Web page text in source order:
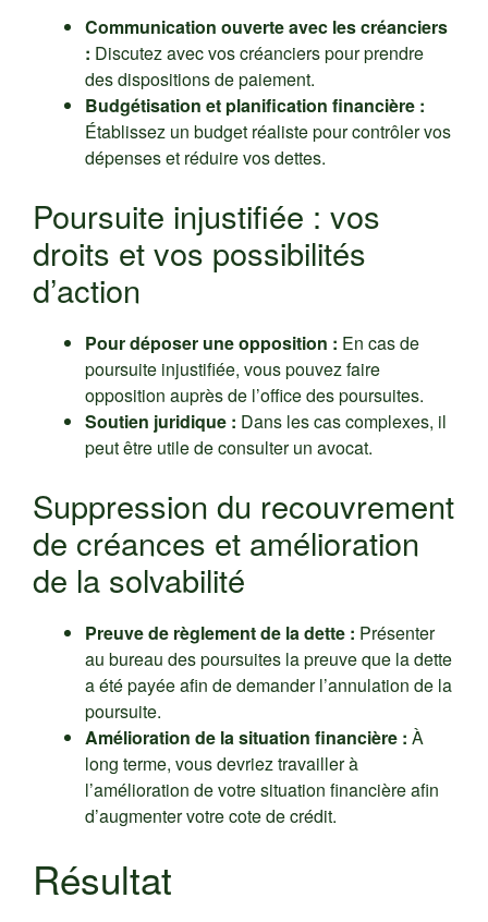
Communication ouverte avec les créanciers
: Discutez avec vos créanciers pour prendre
des dispositions de paiement.
Budgétisation et planification financière :
Établissez un budget réaliste pour contrôler vos
dépenses et réduire vos dettes.
Poursuite injustifiée : vos
droits et vos possibilités
d’action
Pour déposer une opposition : En cas de
poursuite injustifiée, vous pouvez faire
opposition auprès de l’office des poursuites.
Soutien juridique : Dans les cas complexes, il
peut être utile de consulter un avocat.
Suppression du recouvrement
de créances et amélioration
de la solvabilité
Preuve de règlement de la dette : Présenter
au bureau des poursuites la preuve que la dette
a été payée afin de demander l’annulation de la
poursuite.
Amélioration de la situation financière : À
long terme, vous devriez travailler à
l’amélioration de votre situation financière afin
d’augmenter votre cote de crédit.
Résultat